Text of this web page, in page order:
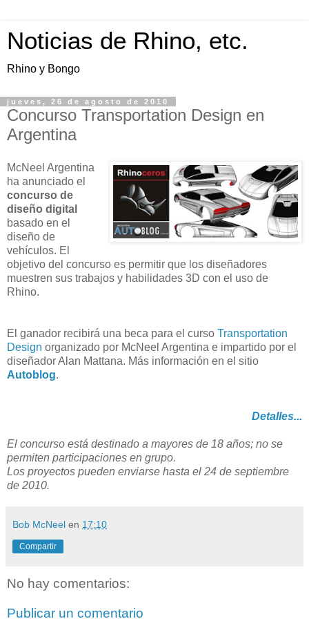
Noticias de Rhino, etc.
Rhino y Bongo
jueves, 26 de agosto de 2010
Concurso Transportation Design en
Argentina
McNeel Argentina
ha anunciado el
concurso de
diseño digital
basado en el
diseño de
vehículos. El
objetivo del concurso es permitir que los diseñadores
muestren sus trabajos y habilidades 3D con el uso de
Rhino.
El ganador recibirá una beca para el curso Transportation
Design organizado por McNeel Argentina e impartido por el
diseñador Alan Mattana. Más información en el sitio
Autoblog.
Detalles...
El concurso está destinado a mayores de 18 años; no se
permiten participaciones en grupo.
Los proyectos pueden enviarse hasta el 24 de septiembre
de 2010.
Bob McNeel en 17:10
Compartir
No hay comentarios:
Publicar un comentario